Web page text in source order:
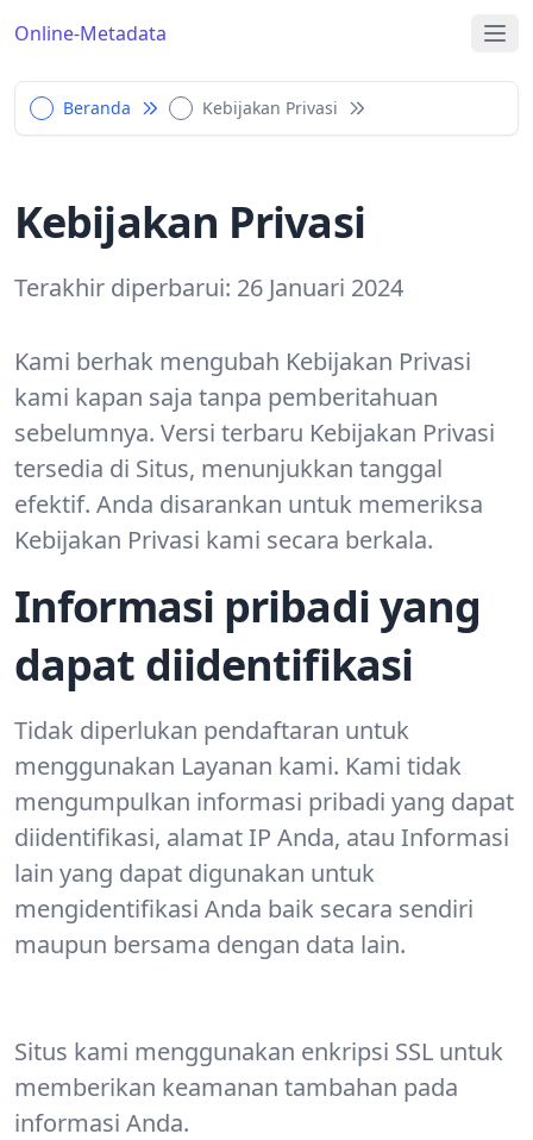
Online-Metadata
Beranda Kebijakan Privasi
Kebijakan Privasi
Terakhir diperbarui: 26 Januari 2024
Kami berhak mengubah Kebijakan Privasi
kami kapan saja tanpa pemberitahuan
sebelumnya. Versi terbaru Kebijakan Privasi
tersedia di Situs, menunjukkan tanggal
efektif. Anda disarankan untuk memeriksa
Kebijakan Privasi kami secara berkala.
Informasi pribadi yang
dapat diidentifikasi
Tidak diperlukan pendaftaran untuk
menggunakan Layanan kami. Kami tidak
mengumpulkan informasi pribadi yang dapat
diidentifikasi, alamat IP Anda, atau Informasi
lain yang dapat digunakan untuk
mengidentifikasi Anda baik secara sendiri
maupun bersama dengan data lain.
Situs kami menggunakan enkripsi SSL untuk
memberikan keamanan tambahan pada
informasi Anda.